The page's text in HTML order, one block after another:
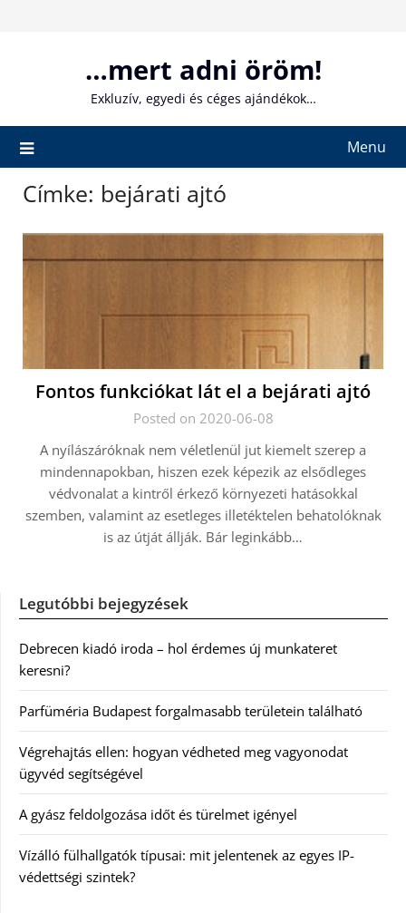
…mert adni öröm!
Exkluzív, egyedi és céges ajándékok…
Menu
Címke: bejárati ajtó
Fontos funkciókat lát el a bejárati ajtó
Posted on 2020-06-08
A nyílászáróknak nem véletlenül jut kiemelt szerep a
mindennapokban, hiszen ezek képezik az elsődleges
védvonalat a kintről érkező környezeti hatásokkal
szemben, valamint az esetleges illetéktelen behatolóknak
is az útját állják. Bár leginkább…
Legutóbbi bejegyzések
Debrecen kiadó iroda – hol érdemes új munkateret
keresni?
Parfüméria Budapest forgalmasabb területein található
Végrehajtás ellen: hogyan védheted meg vagyonodat
ügyvéd segítségével
A gyász feldolgozása időt és türelmet igényel
Vízálló fülhallgatók típusai: mit jelentenek az egyes IP-
védettségi szintek?